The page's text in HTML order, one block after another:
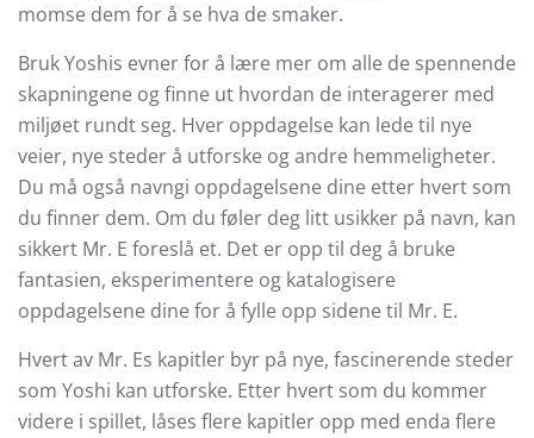
momse dem for å se hva de smaker.
Bruk Yoshis evner for å lære mer om alle de spennende
skapningene og finne ut hvordan de interagerer med
miljøet rundt seg. Hver oppdagelse kan lede til nye
veier, nye steder å utforske og andre hemmeligheter.
Du må også navngi oppdagelsene dine etter hvert som
du finner dem. Om du føler deg litt usikker på navn, kan
sikkert Mr. E foreslå et. Det er opp til deg å bruke
fantasien, eksperimentere og katalogisere
oppdagelsene dine for å fylle opp sidene til Mr. E.
Hvert av Mr. Es kapitler byr på nye, fascinerende steder
som Yoshi kan utforske. Etter hvert som du kommer
videre i spillet, låses flere kapitler opp med enda flere